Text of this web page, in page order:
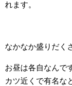
れます。
なかなか盛りだく
お昼は各自なんで
カツ近くで有名な